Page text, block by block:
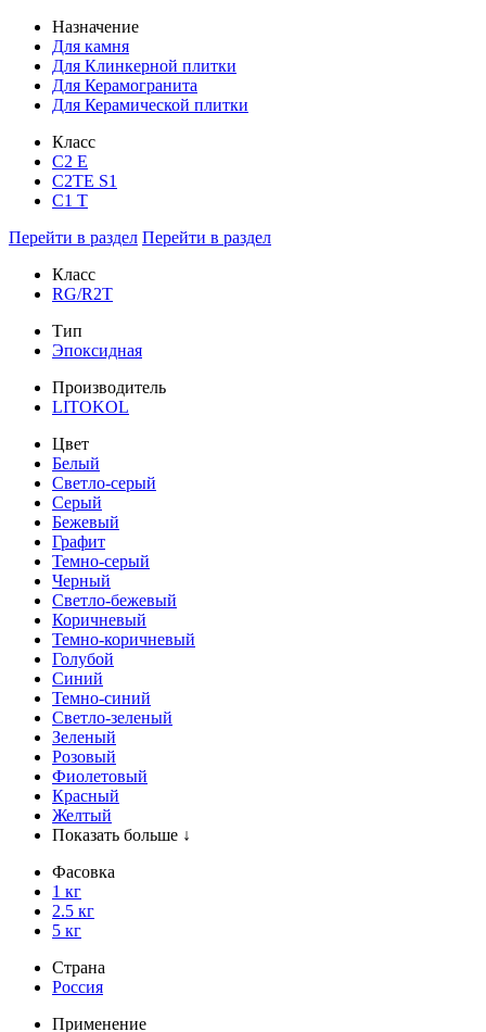
Назначение
Для камня
Для Клинкерной плитки
Для Керамогранита
Для Керамической плитки
Класс
С2 Е
C2TE S1
C1 T
Перейти в раздел Перейти в раздел
Класс
RG/R2T
Тип
Эпоксидная
Производитель
LITOKOL
Цвет
Белый
Светло-серый
Серый
Бежевый
Графит
Темно-серый
Черный
Светло-бежевый
Коричневый
Темно-коричневый
Голубой
Синий
Темно-синий
Светло-зеленый
Зеленый
Розовый
Фиолетовый
Красный
Желтый
Показать больше ↓
Фасовка
1 кг
2.5 кг
5 кг
Страна
Россия
Применение